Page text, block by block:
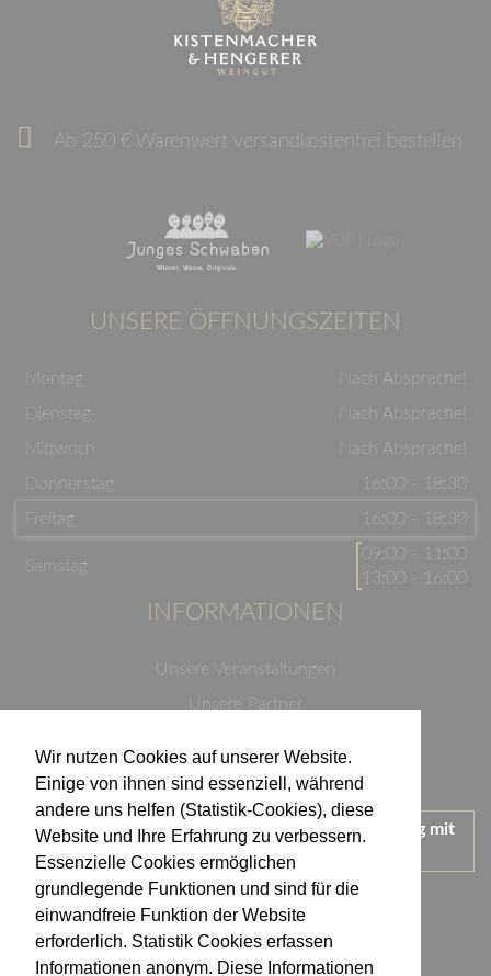
Wir nutzen Cookies auf unserer Website.
Einige von ihnen sind essenziell, während
andere uns helfen (Statistik-Cookies), diese
Website und Ihre Erfahrung zu verbessern.
Essenzielle Cookies ermöglichen
grundlegende Funktionen und sind für die
einwandfreie Funktion der Website
erforderlich. Statistik Cookies erfassen
Informationen anonym. Diese Informationen
Ab 250 € Warenwert versandkostenfrei bestellen
UNSERE ÖFFNUNGSZEITEN
Montag
Nach Absprache!
Dienstag
Nach Absprache!
Mittwoch
Nach Absprache!
Donnerstag
16:00 - 18:30
Freitag
16:00 - 18:30
Samstag
09:00 - 11:00
13:00 - 16:00
INFORMATIONEN
Unsere Veranstaltungen
Unsere Partner
Impressum
Wir treten für einen verantwortungsvollen Umgang mit
Alkohol ein.
KONTAKT
Weingut Kistenmacher & Hengerer